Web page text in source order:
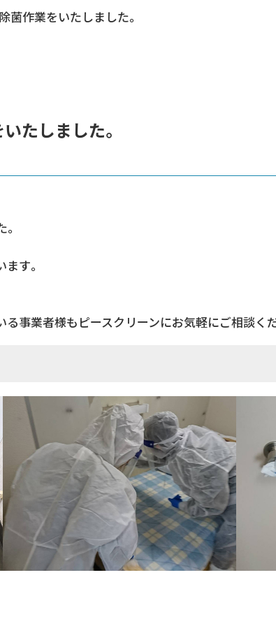
菌作業をいたしました。
たしました。
す。
事業者様もピースクリーンにお気軽にご相談く